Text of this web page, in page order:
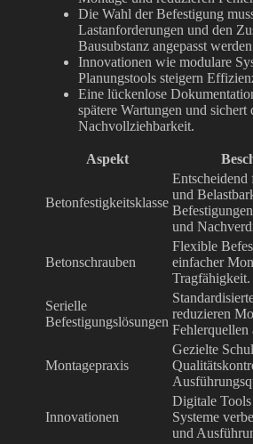
Die Wahl der Befestigung
Lastanforderungen und den
Bausubstanz angepasst
Innovationen wie modulare
Planungstools steigern
Eine lückenlose
spätere Wartungen und sichert
Nachvollziehbarkeit.
Aspekt
Betonfestigkeitsklasse
und
und
Betonschrauben
Flexible
einfacher
Tragfähigkeit.
Serielle
Befestigungslösungen
reduzieren
Fehlerquellen
Montagepraxis
Gezielte
Innovationen
Digitale
Systeme
und